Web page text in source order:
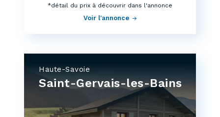
Voir l'annonce
*détail du prix à découvrir dans l'annonce
Haute-Savoie
Saint-Gervais-les-Bains